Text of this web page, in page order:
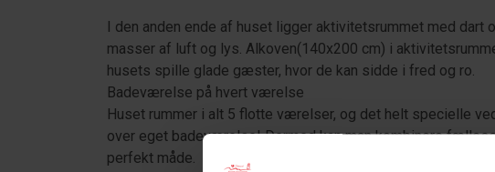
I den anden ende af huset ligger aktivitetsrummet med dart
masser af luft og lys. Alkoven(140x200 cm) i
husets spille glade gæster, hvor de kan sidde i fred og ro.
Badeværelse på hvert værelse
Huset rummer i alt 5 flotte værelser, og det helt specielle
over eget badeværelse! Dermed kan man kombinere
perfekt måde.